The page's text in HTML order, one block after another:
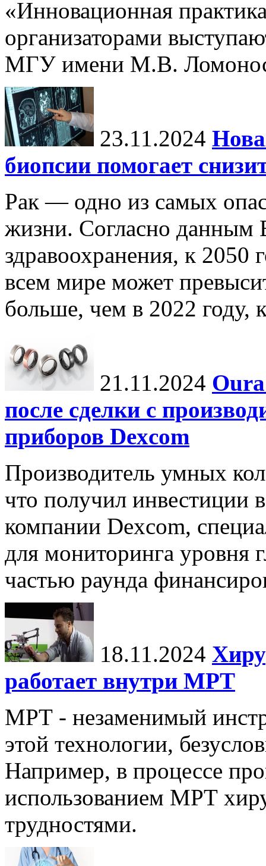
«Инновационная
организаторами
МГУ имени М.В.
23.11.2024
биопсии помогает
Рак — одно из самых
жизни. Согласно данным
здравоохранения, к 2050
всем мире может
больше, чем в 2022 году,
21.11.2024
после сделки с
приборов Dexcom
Производитель умных
что получил инвестиции
компании Dexcom,
для мониторинга уровня
частью раунда
18.11.2024
работает внутри МРТ
МРТ - незаменимый
этой технологии,
Например, в процессе
использованием МРТ
трудностями.